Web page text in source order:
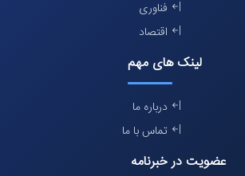
فناوری
اقتصاد
لینک های مهم
درباره ما
تماس با ما
عضویت در خبرنامه